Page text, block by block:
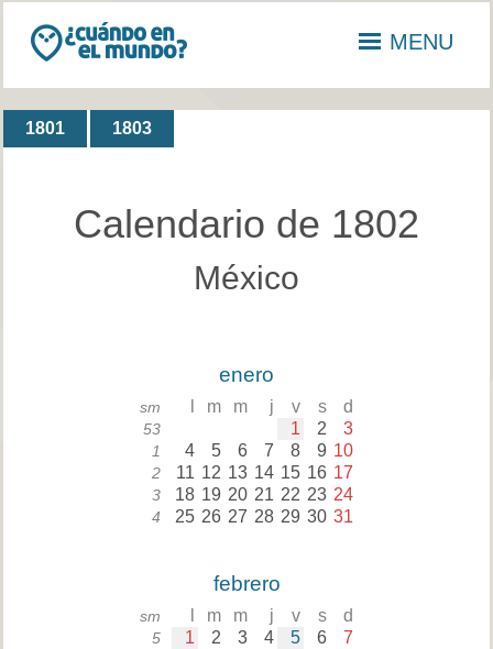
MENU
1801 1803
Calendario de 1802
México
enero
sm m m j v s d
53 1 2 3
1 4 5 6 7 8 9 10
2 11 12 13 14 15 16 17
3 18 19 20 21 22 23 24
4 25 26 27 28 29 30 31
febrero
sm m m j v s d
5 1 2 3 4 5 6 7